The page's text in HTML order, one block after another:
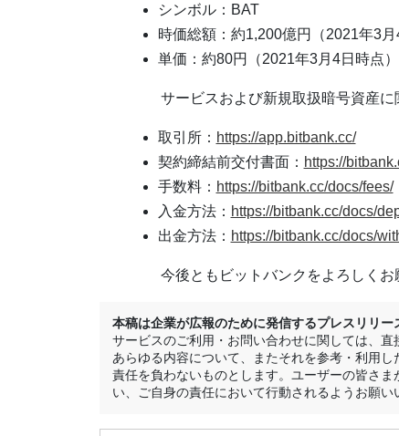
シンボル：BAT
時価総額：約1,200億円（2021年3月
単価：約80円（2021年3月4日時点）
サービスおよび新規取扱暗号資産
取引所： https://app.bitbank.cc/
契約締結前交付書面： https://
手数料： https://bitbank.cc/docs/fees/
入金方法： https://bitbank.cc/docs/
出金方法： https://bitbank.cc/docs/
今後ともビットバンクをよろしくお
本稿は企業が広報のために発信するプレスリリ
サービスのご利用・お問い合わせに関しては、
あらゆる内容について、またそれを参考・利用
責任を負わないものとします。ユーザーの皆さ
い、ご自身の責任において行動されるようお願い